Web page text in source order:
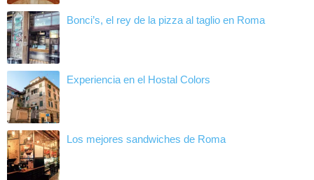
Bonci’s, el rey de la pizza al taglio en Roma
Experiencia en el Hostal Colors
Los mejores sandwiches de Roma